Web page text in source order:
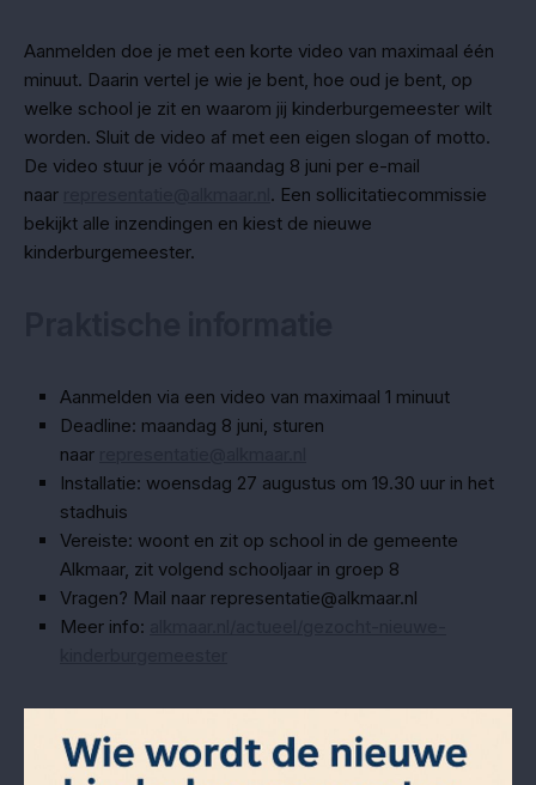
Aanmelden doe je met een korte video van maximaal één
minuut. Daarin vertel je wie je bent, hoe oud je bent, op
welke school je zit en waarom jij kinderburgemeester wilt
worden. Sluit de video af met een eigen slogan of motto.
De video stuur je vóór maandag 8 juni per e-mail
naar
. Een sollicitatiecommissie
bekijkt alle inzendingen en kiest de nieuwe
kinderburgemeester.
Aanmelden via een video van maximaal 1 minuut
Deadline: maandag 8 juni, sturen
naar
Installatie: woensdag 27 augustus om 19.30 uur in het
stadhuis
Vereiste: woont en zit op school in de gemeente
Alkmaar, zit volgend schooljaar in groep 8
Vragen? Mail naar representatie@alkmaar.nl
Meer info: